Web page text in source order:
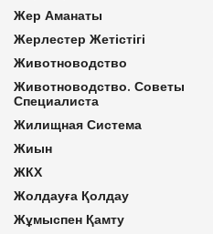
Жер Аманаты
Жерлестер Жетістігі
Животноводство
Животноводство. Советы
Специалиста
Жилищная Система
Жиын
ЖКХ
Жолдауға Қолдау
Жұмыспен Қамту